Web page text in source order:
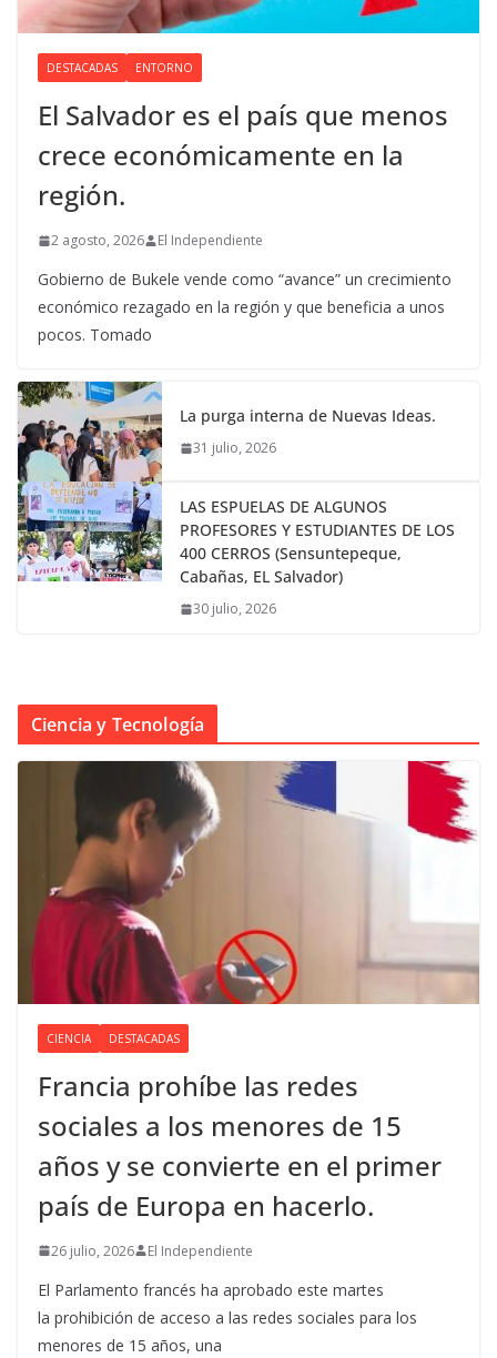
DESTACADAS ENTORNO
El Salvador es el país que menos
crece económicamente en la
región.
2 agosto, 2026 El Independiente
Gobierno de Bukele vende como “avance” un crecimiento
económico rezagado en la región y que beneficia a unos
pocos. Tomado
La purga interna de Nuevas Ideas.
31 julio, 2026
LAS ESPUELAS DE ALGUNOS
PROFESORES Y ESTUDIANTES DE LOS
400 CERROS (Sensuntepeque,
Cabañas, EL Salvador)
30 julio, 2026
Ciencia y Tecnología
CIENCIA DESTACADAS
Francia prohíbe las redes
sociales a los menores de 15
años y se convierte en el primer
país de Europa en hacerlo.
26 julio, 2026 El Independiente
El Parlamento francés ha aprobado este martes
la prohibición de acceso a las redes sociales para los
menores de 15 años, una